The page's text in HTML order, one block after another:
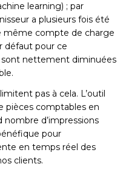
learning) ; par
a plusieurs fois été
même compte de charge
défaut pour ce
sont nettement diminuées
pas à cela. L’outil
pièces comptables en
d’impressions
pour
en temps réel des
clients.